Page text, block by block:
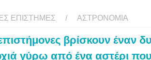
ΕΠΙΣΤΉΜΕΣ ΑΣΤΡΟΝΟΜΊΑ
βρίσκουν έναν
γύρω από ένα αστέρι που